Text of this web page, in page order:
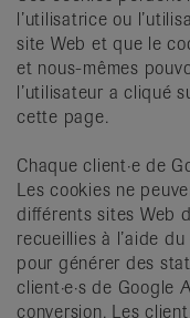
l’utilisatrice ou
site Web et que le
et nous-mêmes
l’utilisateur a cliqué
cette page.
Chaque client·e de
Les cookies ne
différents sites Web
recueillies à l’aide
pour générer des
client·e·s de
conversion. Les